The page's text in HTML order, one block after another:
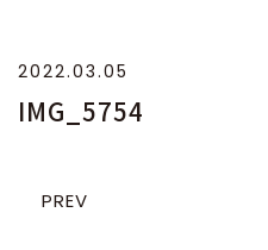
2022.03.05
IMG_5754
PREV